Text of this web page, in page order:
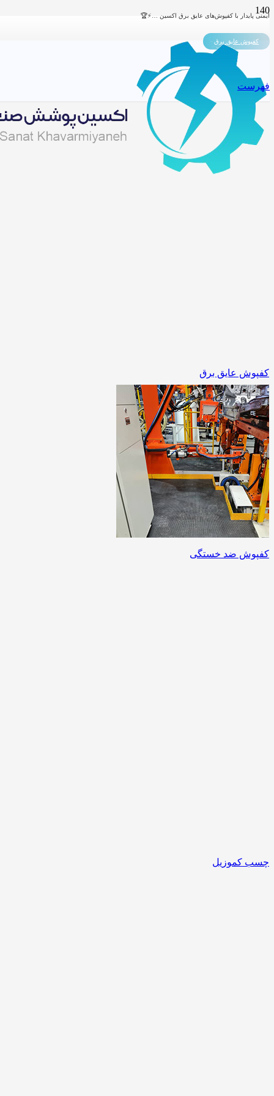
ایمنی پایدار با کفپوش‌های عایق برق اکسین …⚡🏆
کفپوش عایق برق
فهرست
کفپوش عایق برق
کفپوش ضد خستگی
چسب کموزیل